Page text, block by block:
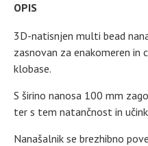
OPIS
3D-natisnjen multi bead
zasnovan za enakomeren
klobase.
S širino nanosa 100 mm
ter s tem natančnost in
Nanašalnik se brezhibno